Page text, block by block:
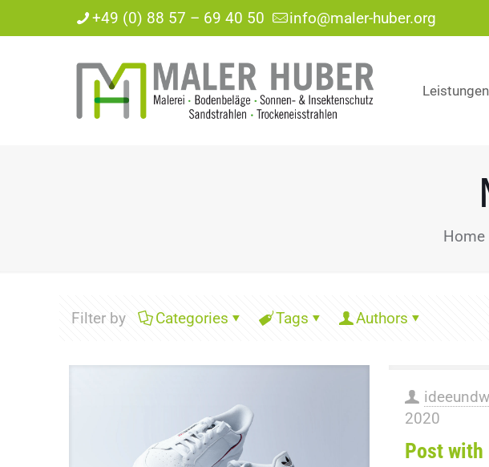
+49 (0) 88 57 – 69 40 50 info@maler-huber.org
Leistungen
Home
Filter by Categories Tags Authors
2020
Post